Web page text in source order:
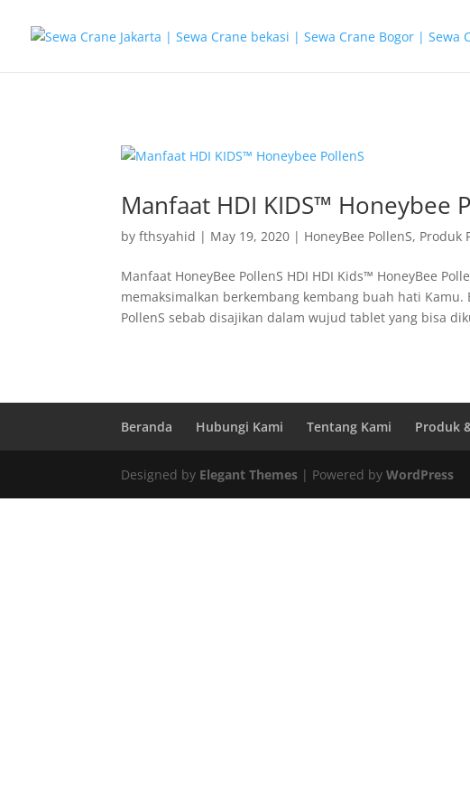
Manfaat HDI KIDS™ Honeybee
byfthsyahid | May 19, 2020 | HoneyBee PollenS, Produk
Manfaat HoneyBee PollenS HDI HDI Kids™ HoneyBee
memaksimalkan berkembang kembang buah hati
PollenS sebab disajikan dalam wujud tablet yang bisa
Beranda Hubungi Kami Tentang Kami Produk
Designed by Elegant Themes | Powered byWordPress